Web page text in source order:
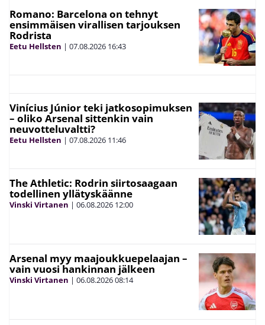
Romano: Barcelona on tehnyt
ensimmäisen virallisen tarjouksen
Rodrista
Eetu Hellsten | 07.08.2026 16:43
Vinícius Júnior teki jatkosopimuksen
– oliko Arsenal sittenkin vain
neuvotteluvaltti?
Eetu Hellsten | 07.08.2026 11:46
The Athletic: Rodrin siirtosaagaan
todellinen yllätyskäänne
Vinski Virtanen | 06.08.2026 12:00
Arsenal myy maajoukkuepelaajan –
vain vuosi hankinnan jälkeen
Vinski Virtanen | 06.08.202608:14